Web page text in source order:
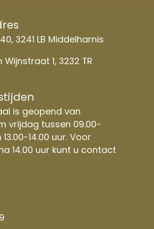
3241 LB Middelharnis
Wijnstraat 1, 3232 TR
is geopend van
vrijdag tussen 09.00-
13.00-14.00 uur. Voor
14.00 uur kunt u contact